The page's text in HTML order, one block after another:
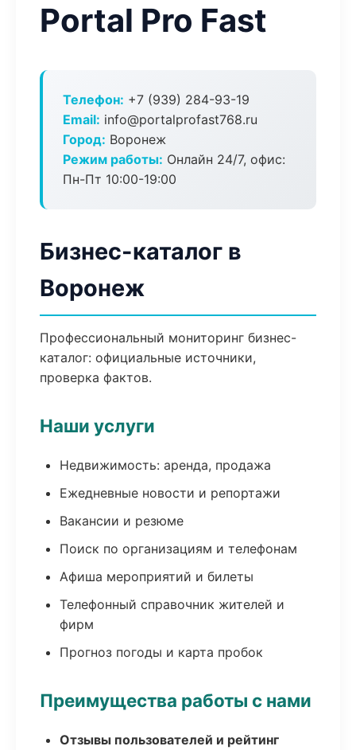
Portal Pro Fast
Телефон: +7 (939) 284-93-19
Email: info@portalprofast768.ru
Город: Воронеж
Режим работы: Онлайн 24/7, офис:
Пн-Пт 10:00-19:00
Бизнес-каталог в
Воронеж
Профессиональный мониторинг бизнес-
каталог: официальные источники,
проверка фактов.
Наши услуги
Недвижимость: аренда, продажа
Ежедневные новости и репортажи
Вакансии и резюме
Поиск по организациям и телефонам
Афиша мероприятий и билеты
Телефонный справочник жителей и
фирм
Прогноз погоды и карта пробок
Преимущества работы с нами
Отзывы пользователей и рейтинг